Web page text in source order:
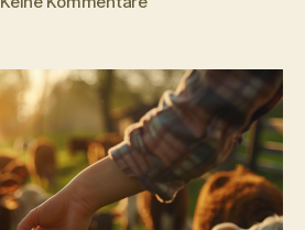
dem
Lebenshof
Rosenberg
–
Begegnungshof
für
Mensch